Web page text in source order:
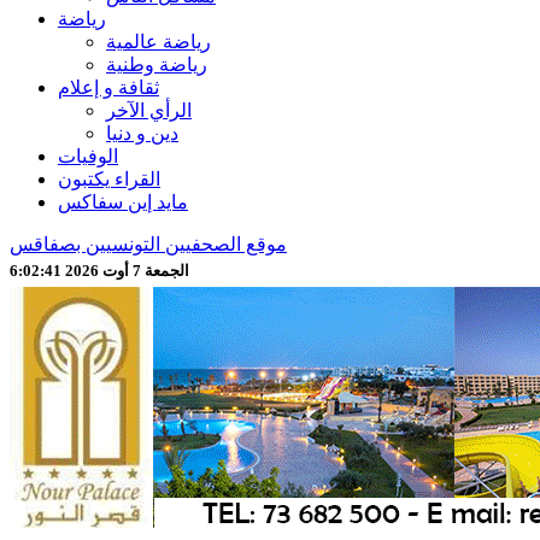
رياضة
رياضة عالمية
رياضة وطنية
ثقافة و إعلام
الرأي الآخر
دين و دنيا
الوفيات
القراء يكتبون
مايد إين سفاكس
موقع الصحفيين التونسيين بصفاقس
الجمعة 7 أوت 2026 6:02:43